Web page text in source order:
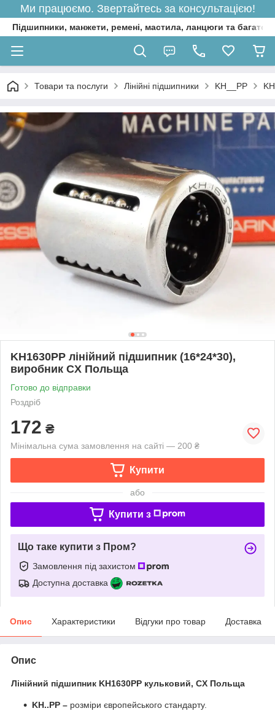
Ми працюємо. Звертайтесь за консультацією!
Підшипники, манжети, ремені, мастила, ланцюги та багато
Товари та послуги Лінійні підшипники KH__PP
KH1630PP лінійний підшипник (16*24*30),
виробник CX Польща
Готово до відправки
Роздріб
172 ₴
Мінімальна сума замовлення на сайті — 200 ₴
Купити
або
Купити з
Що таке купити з Пром?
Замовлення під захистом
Доступна доставка
Опис Характеристики Відгуки про товар Доставка
Опис
Лінійний підшипник KH1630PP кульковий, CX Польща
KH..PP – розміри європейського стандарту.